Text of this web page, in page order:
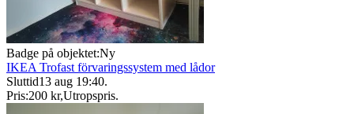
Badge på objektet:Ny
IKEA Trofast förvaringssystem med lådor
Sluttid13 aug 19:40.
Pris:200 kr,Utropspris.